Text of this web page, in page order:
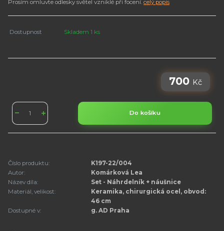
Prosím omluvte odlesky světel vzniklé při focení. celý popis
Dostupnost Skladem 1 ks
700 Kč
Do košíku
Číslo produktu:
K197-22/004
Autor:
Komárková Lea
Název díla:
Set - Náhrdelník + náušnice
Materiál, velikost:
Keramika, chirurgická ocel, obvod:
46 cm
Dostupné v:
g. AD Praha